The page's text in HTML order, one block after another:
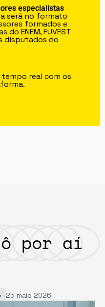
especialistas
será no formato
formados e
ENEM, FUVEST
disputados do
real com os
por aí
25 maio 2026